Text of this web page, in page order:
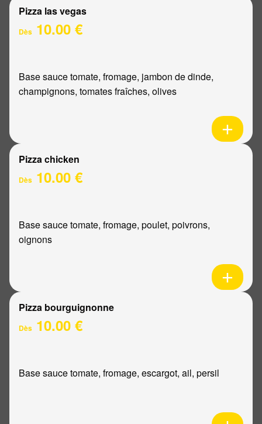
Pizza las vegas
Dès 10.00 €
Base sauce tomate, fromage, jambon de dinde,
champignons, tomates fraîches, olives
Pizza chicken
Dès 10.00 €
Base sauce tomate, fromage, poulet, poivrons,
oignons
Pizza bourguignonne
Dès 10.00 €
Base sauce tomate, fromage, escargot, ail, persil